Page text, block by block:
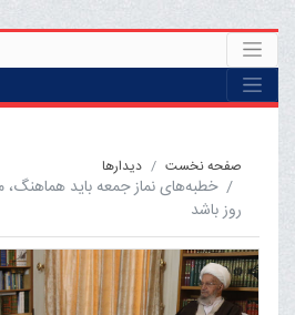
صفحه نخست ديدارها
خطبه‌های نماز جمعه باید
روز باشد